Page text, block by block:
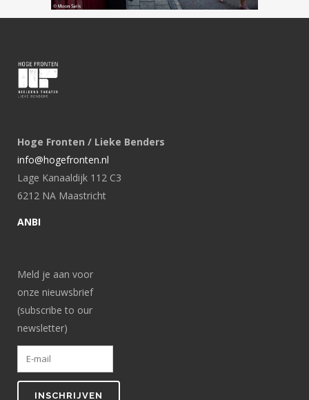
Hoge Fronten / Lieke Benders
info@hogefronten.nl
Lage Kanaaldijk 112 C3
6212 NA Maastricht
ANBI
Meld je aan voor
onze nieuwsbrief
(subscribe to our
newsletter)